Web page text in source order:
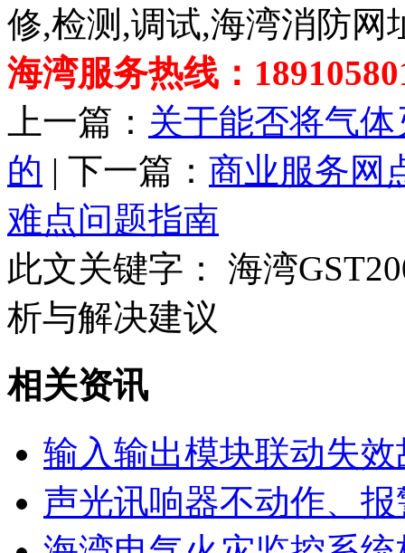
修,检测,调试,海湾消防网
海湾服务热线：
上一篇： 关于能否将气
的 | 下一篇： 商业服务网
难点问题指南
此文关键字：
海湾
析与解决建议
相关资讯
输入输出模块联动失效
声光讯响器不动作、